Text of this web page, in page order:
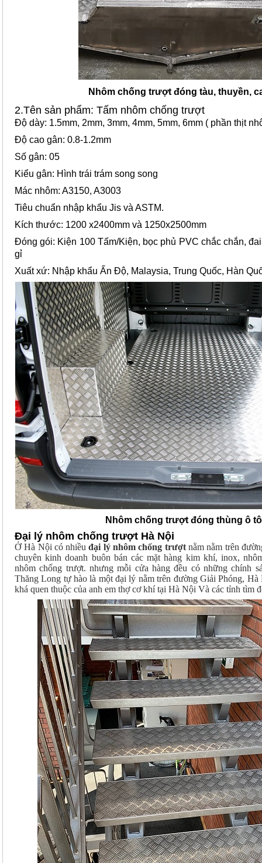
Nhôm chống trượt đóng tàu, thuyền,
2.Tên sản phẩm: Tấm nhôm chống trượt
Độ dày: 1.5mm, 2mm, 3mm, 4mm, 5mm, 6mm ( phần thịt
Độ cao gân: 0.8-1.2mm
Số gân: 05
Kiểu gân: Hình trái trám song song
Mác nhôm: A3150, A3003
Tiêu chuẩn nhập khẩu Jis và ASTM.
Kích thước: 1200 x2400mm và 1250x2500mm
Đóng gói: Kiện 100 Tấm/Kiện, bọc phủ PVC chắc chắn,
gỉ
Xuất xứ: Nhập khẩu Ấn Độ, Malaysia, Trung Quốc, Hàn
Nhôm chống trượt đóng thùng ô tô
Đại lý nhôm chống trượt Hà Nội
Ở Hà Nội có nhiềuđại lý nhôm chống trượtnằm nằm trên
chuyên kinh doanh buôn bán các mặt hàng kim khí, inox,
nhôm chống trượt. nhưng mỗi cửa hàng đều có những chính
Thăng Long tự hào là một đại lý nằm trên đường Giải Phóng,
khá quen thuộc của anh em thợ cơ khí tại Hà Nội Và các tỉnh tìm